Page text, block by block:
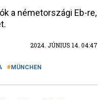
a németországi Eb-re,
2024. JÚNIUS 14. 04:47
MÜNCHEN